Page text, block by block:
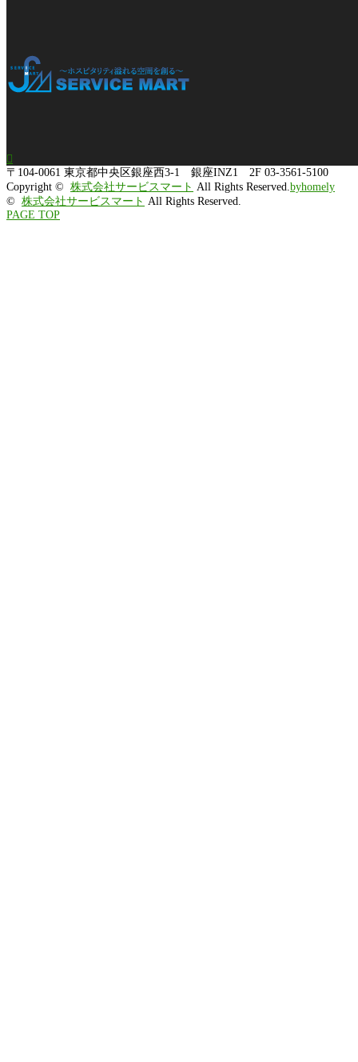

〒104-0061 東京都中央区銀座西3-1 銀座INZ1 2F 03-3561-5100
Copyright © 株式会社サービスマート All Rights Reserved. byhomely
© 株式会社サービスマート All Rights Reserved.
PAGE TOP